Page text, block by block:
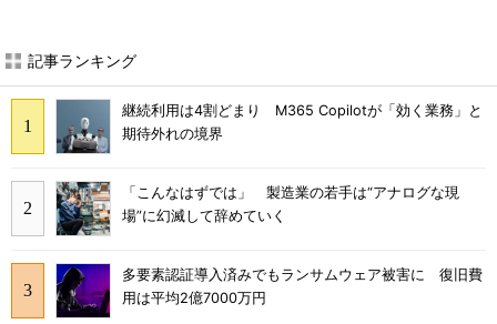
記事ランキング
継続利用は4割どまり M365 Copilotが「効く業務」と
期待外れの境界
「こんなはずでは」 製造業の若手は“アナログな現
場”に幻滅して辞めていく
多要素認証導入済みでもランサムウェア被害に 復旧費
用は平均2億7000万円